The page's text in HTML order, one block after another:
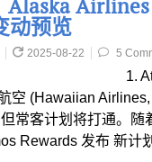
Alaska
动预览
2025-08-22 5
1.
空 (Hawaiian
常客计划将打通。
Rewards 发布 新计